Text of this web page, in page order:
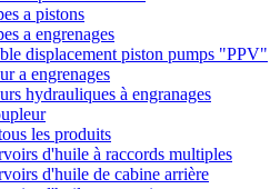
a pistons
a engrenages
displacement piston pumps "PPV"
a engrenages
hydrauliques à engranages
les produits
d'huile à raccords multiples
d'huile de cabine arrière